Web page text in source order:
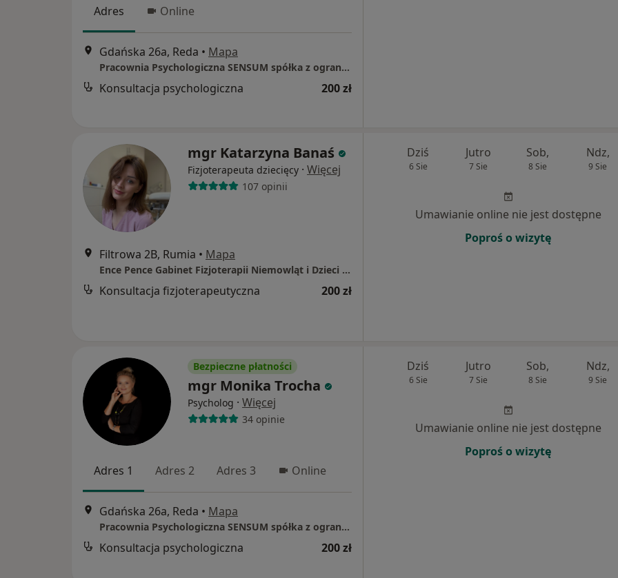
Adres Online
Gdańska 26a, Reda • Mapa
Pracownia Psychologiczna SENSUM spółka z ograniczoną odpowiedzialnością
Konsultacja psychologiczna 200 zł
mgr Katarzyna Banaś
Fizjoterapeuta dziecięcy · Więcej
107 opinii
Filtrowa 2B, Rumia • Mapa
Ence Pence Gabinet Fizjoterapii Niemowląt i Dzieci Katarzyna Banaś
Konsultacja fizjoterapeutyczna 200 zł
Dziś
6 Sie
Jutro
7 Sie
Sob,
8 Sie
Ndz,
9 Sie
Umawianie online nie jest dostępne
Poproś o wizytę
Bezpieczne płatności
mgr Monika Trocha
Psycholog · Więcej
34 opinie
Adres 1 Adres 2 Adres 3 Online
Gdańska 26a, Reda • Mapa
Pracownia Psychologiczna SENSUM spółka z ograniczoną odpowiedzialnością
Konsultacja psychologiczna 200 zł
Dziś
6 Sie
Jutro
7 Sie
Sob,
8 Sie
Ndz,
9 Sie
Umawianie online nie jest dostępne
Poproś o wizytę